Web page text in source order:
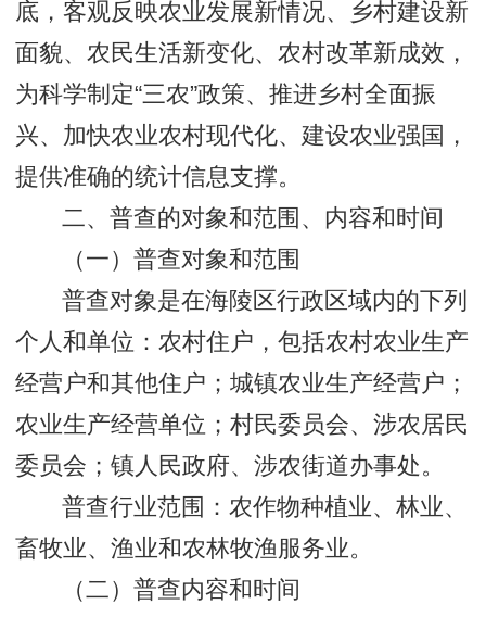
底，客观反映农业发展新情况、乡村建设新
面貌、农民生活新变化、农村改革新成效，
为科学制定“三农”政策、推进乡村全面振
兴、加快农业农村现代化、建设农业强国，
提供准确的统计信息支撑。
二、普查的对象和范围、内容和时间
（一）普查对象和范围
普查对象是在海陵区行政区域内的下列
个人和单位：农村住户，包括农村农业生产
经营户和其他住户；城镇农业生产经营户；
农业生产经营单位；村民委员会、涉农居民
委员会；镇人民政府、涉农街道办事处。
普查行业范围：农作物种植业、林业、
畜牧业、渔业和农林牧渔服务业。
（二）普查内容和时间